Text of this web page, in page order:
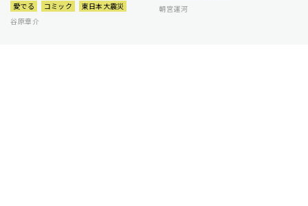
愛でる コミック
東日本大震災
谷原章介
朝宮運河